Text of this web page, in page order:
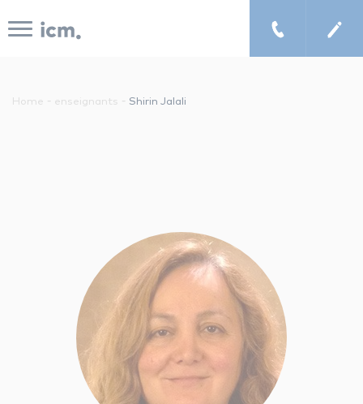
chercher un enseignant
les tarifs
les autres activités d'icm
Home - enseignants - Shirin Jalali